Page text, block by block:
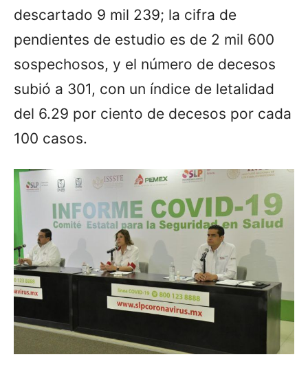
descartado 9 mil 239; la cifra de
pendientes de estudio es de 2 mil 600
sospechosos, y el número de decesos
subió a 301, con un índice de letalidad
del 6.29 por ciento de decesos por cada
100 casos.